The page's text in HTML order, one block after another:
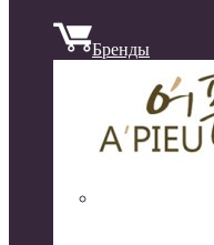
Бренды